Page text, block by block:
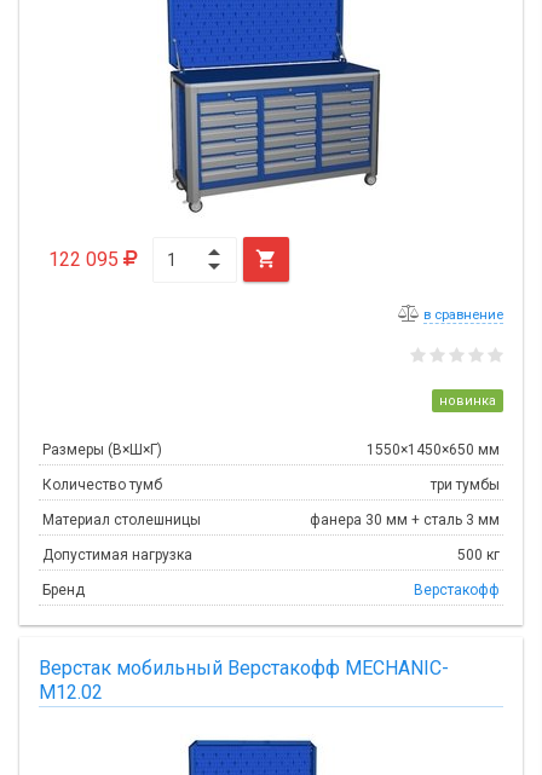
122 095 
в сравнение
новинка
Размеры (В×Ш×Г) 1550×1450×650 мм
Количество тумб три тумбы
Материал столешницы фанера 30 мм + сталь 3 мм
Допустимая нагрузка 500 кг
Бренд Верстакофф
Верстак мобильный Верстакофф MECHANIC-
М12.02